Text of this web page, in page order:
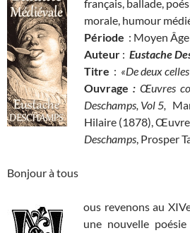
français, ballade,
morale, humour
Période : Moyen
Auteur : Eustache
Titre : «De deux
Ouvrage : Œuvres
Deschamps, Vol 5,
Hilaire (1878),
Deschamps, Prosper
Bonjour à tous
ous revenons au
une nouvelle